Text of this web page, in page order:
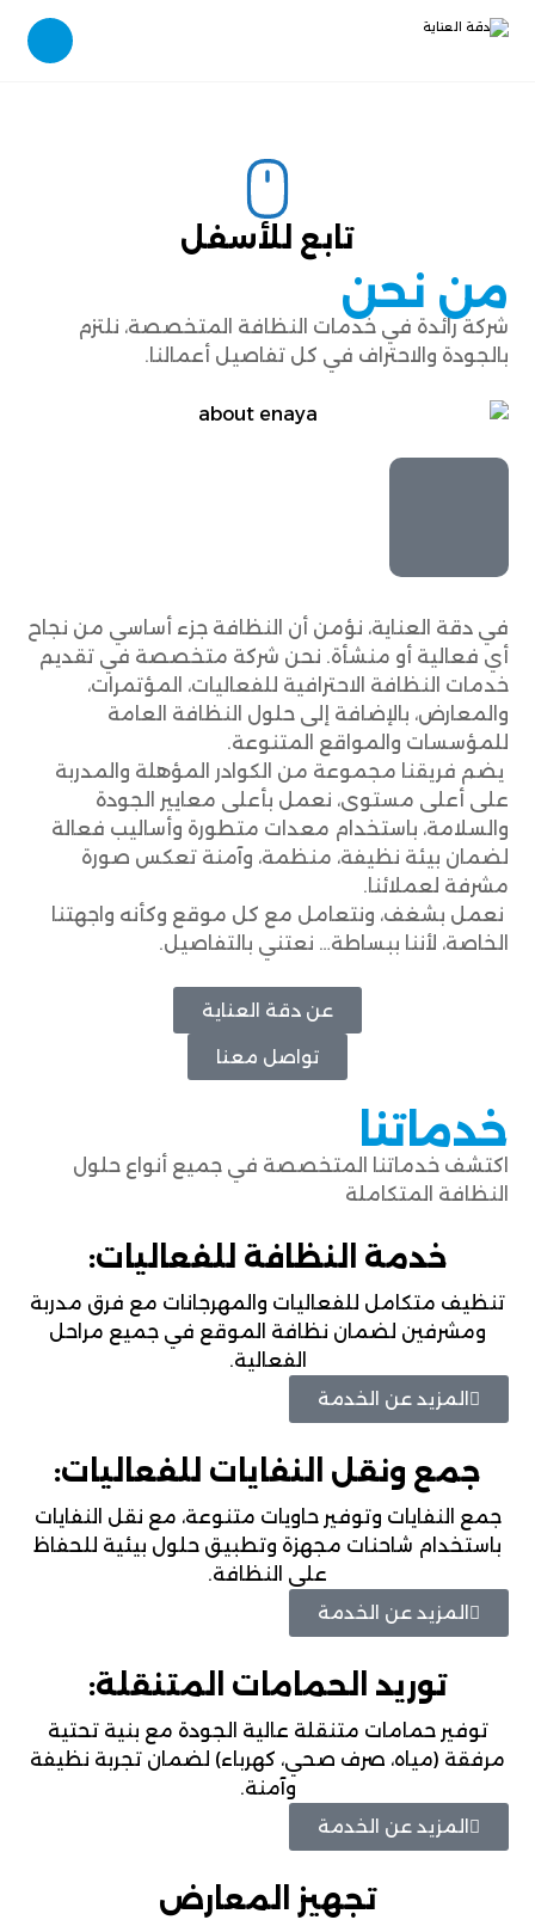
تابع للأسفل
من نحن
شركة رائدة في خدمات النظافة المتخصصة، نلتزم
بالجودة والاحتراف في كل تفاصيل أعمالنا.
في دقة العناية، نؤمن أن النظافة جزء أساسي من نجاح
أي فعالية أو منشأة. نحن شركة متخصصة في تقديم
خدمات النظافة الاحترافية للفعاليات، المؤتمرات،
والمعارض، بالإضافة إلى حلول النظافة العامة
للمؤسسات والمواقع المتنوعة.
يضم فريقنا مجموعة من الكوادر المؤهلة والمدربة
على أعلى مستوى، نعمل بأعلى معايير الجودة
والسلامة، باستخدام معدات متطورة وأساليب فعالة
لضمان بيئة نظيفة، منظمة، وآمنة تعكس صورة
مشرفة لعملائنا.
نعمل بشغف، ونتعامل مع كل موقع وكأنه واجهتنا
الخاصة، لأننا ببساطة… نعتني بالتفاصيل.
عن دقة العناية
تواصل معنا
خدماتنا
اكتشف خدماتنا المتخصصة في جميع أنواع حلول
النظافة المتكاملة
خدمة النظافة للفعاليات:
تنظيف متكامل للفعاليات والمهرجانات مع فرق مدربة
ومشرفين لضمان نظافة الموقع في جميع مراحل
الفعالية.
المزيد عن الخدمة
جمع ونقل النفايات للفعاليات:
جمع النفايات وتوفير حاويات متنوعة، مع نقل النفايات
باستخدام شاحنات مجهزة وتطبيق حلول بيئية للحفاظ
على النظافة.
المزيد عن الخدمة
توريد الحمامات المتنقلة:
توفير حمامات متنقلة عالية الجودة مع بنية تحتية
مرفقة (مياه، صرف صحي، كهرباء) لضمان تجربة نظيفة
وآمنة.
المزيد عن الخدمة
تجهيز المعارض